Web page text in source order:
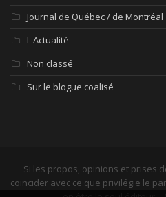
Journal de Québec / de Montréal
L'Actualité
Non classé
Sur le blogue coalisé
Si les propos, opinions et prises
coïncider avec ce que privilégie le